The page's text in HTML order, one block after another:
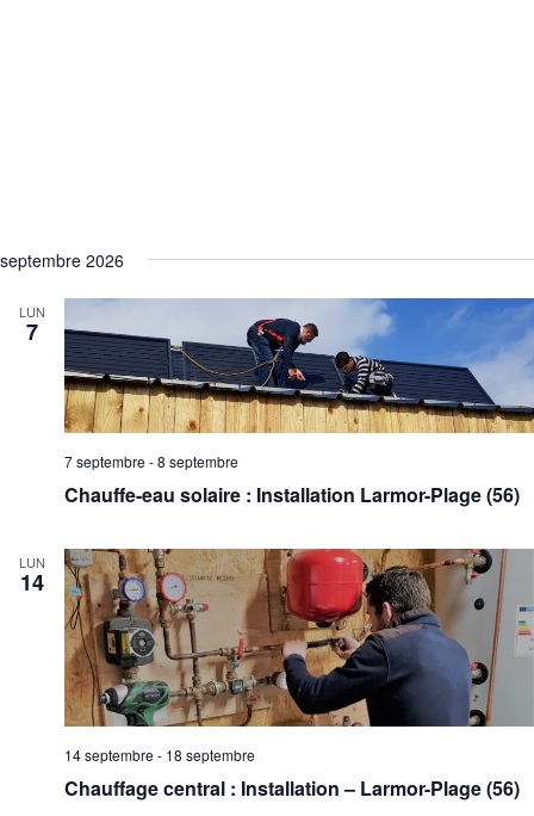
septembre 2026
LUN
7
7 septembre -8 septembre
Chauffe-eau solaire : Installation Larmor-Plage (56)
LUN
14
14 septembre - 18 septembre
Chauffage central : Installation – Larmor-Plage (56)